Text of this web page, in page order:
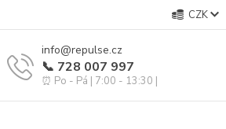
CZK
info@repulse.cz
📞 728 007 997
⏰ Po - Pá | 7:00 - 13:30 |